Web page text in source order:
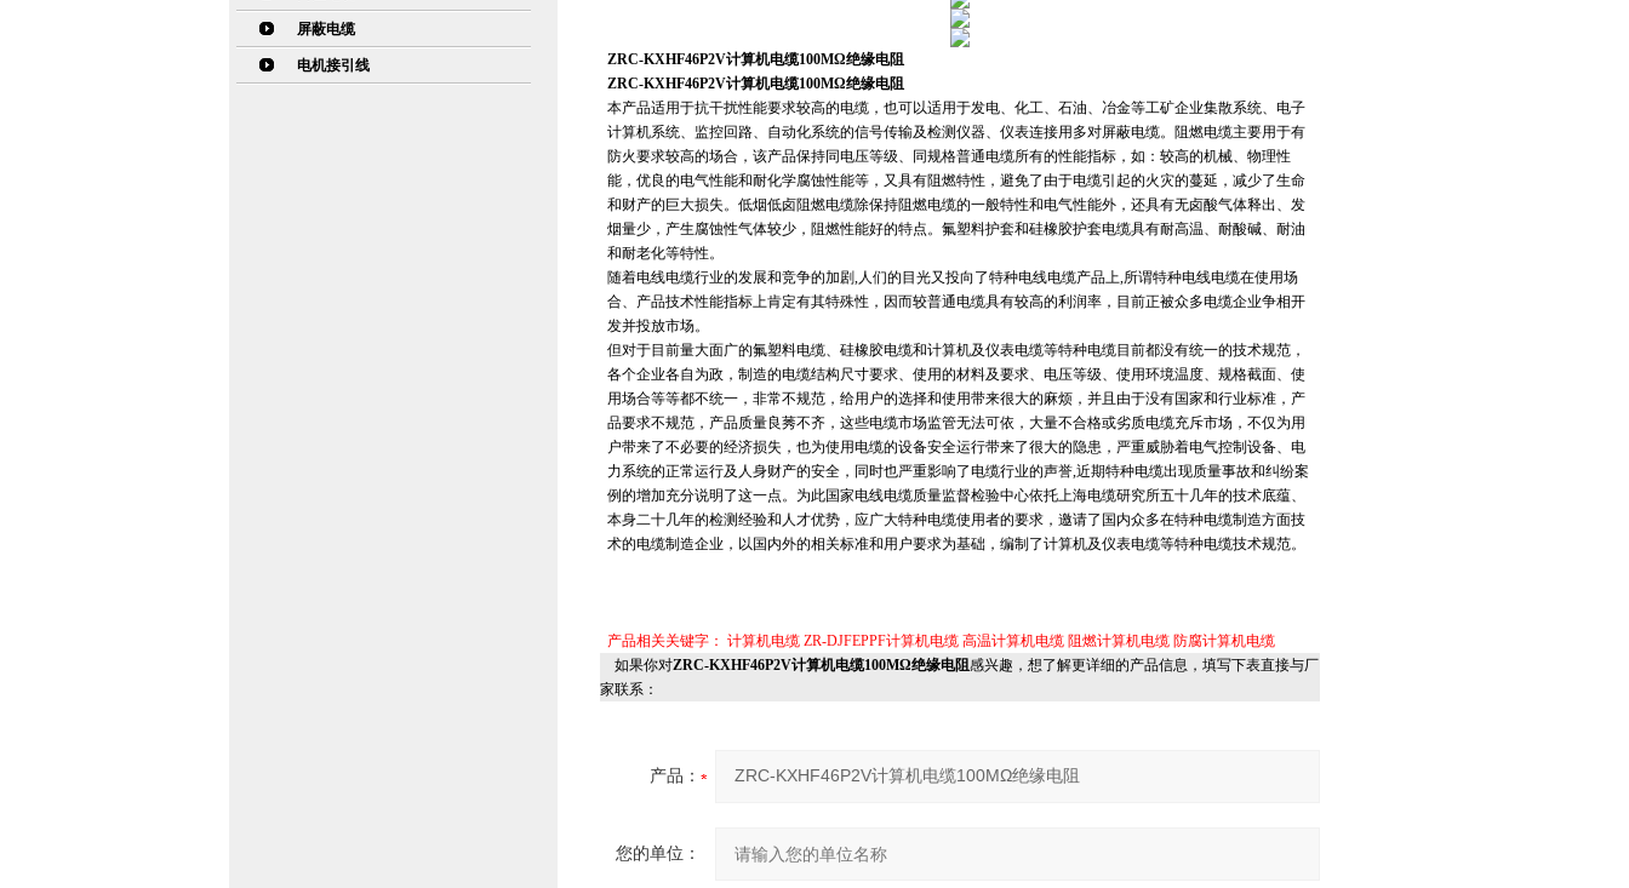
屏蔽电缆
电机接引线
ZRC-KXHF46P2V计算机电缆100MΩ绝缘电阻
ZRC-KXHF46P2V计算机电缆100MΩ绝缘电阻
本产品适用于抗干扰性能要求较高的电缆，也可以适用于发电、化工、石油、冶金等工矿企业集散系统、电子
计算机系统、监控回路、自动化系统的信号传输及检测仪器、仪表连接用多对屏蔽电缆。阻燃电缆主要用于有
防火要求较高的场合，该产品保持同电压等级、同规格普通电缆所有的性能指标，如：较高的机械、物理性
能，优良的电气性能和耐化学腐蚀性能等，又具有阻燃特性，避免了由于电缆引起的火灾的蔓延，减少了生命
和财产的巨大损失。低烟低卤阻燃电缆除保持阻燃电缆的一般特性和电气性能外，还具有无卤酸气体释出、发
烟量少，产生腐蚀性气体较少，阻燃性能好的特点。氟塑料护套和硅橡胶护套电缆具有耐高温、耐酸碱、耐油
和耐老化等特性。
随着电线电缆行业的发展和竞争的加剧,人们的目光又投向了特种电线电缆产品上,所谓特种电线电缆在使用场
合、产品技术性能指标上肯定有其特殊性，因而较普通电缆具有较高的利润率，目前正被众多电缆企业争相开
发并投放市场。
但对于目前量大面广的氟塑料电缆、硅橡胶电缆和计算机及仪表电缆等特种电缆目前都没有统一的技术规范，
各个企业各自为政，制造的电缆结构尺寸要求、使用的材料及要求、电压等级、使用环境温度、规格截面、使
用场合等等都不统一，非常不规范，给用户的选择和使用带来很大的麻烦，并且由于没有国家和行业标准，产
品要求不规范，产品质量良莠不齐，这些电缆市场监管无法可依，大量不合格或劣质电缆充斥市场，不仅为用
户带来了不必要的经济损失，也为使用电缆的设备安全运行带来了很大的隐患，严重威胁着电气控制设备、电
力系统的正常运行及人身财产的安全，同时也严重影响了电缆行业的声誉,近期特种电缆出现质量事故和纠纷案
例的增加充分说明了这一点。为此国家电线电缆质量监督检验中心依托上海电缆研究所五十几年的技术底蕴、
本身二十几年的检测经验和人才优势，应广大特种电缆使用者的要求，邀请了国内众多在特种电缆制造方面技
术的电缆制造企业，以国内外的相关标准和用户要求为基础，编制了计算机及仪表电缆等特种电缆技术规范。
产品相关关键字： 计算机电缆 ZR-DJFEPPF计算机电缆 高温计算机电缆 阻燃计算机电缆 防腐计算机电缆
如果你对ZRC-KXHF46P2V计算机电缆100MΩ绝缘电阻感兴趣，想了解更详细的产品信息，填写下表直接与厂
家联系：
产品：
您的单位：